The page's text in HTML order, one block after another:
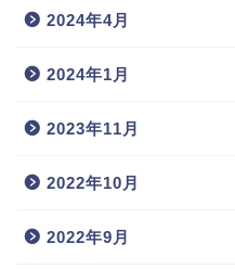
2024年4月
2024年1月
2023年11月
2022年10月
2022年9月